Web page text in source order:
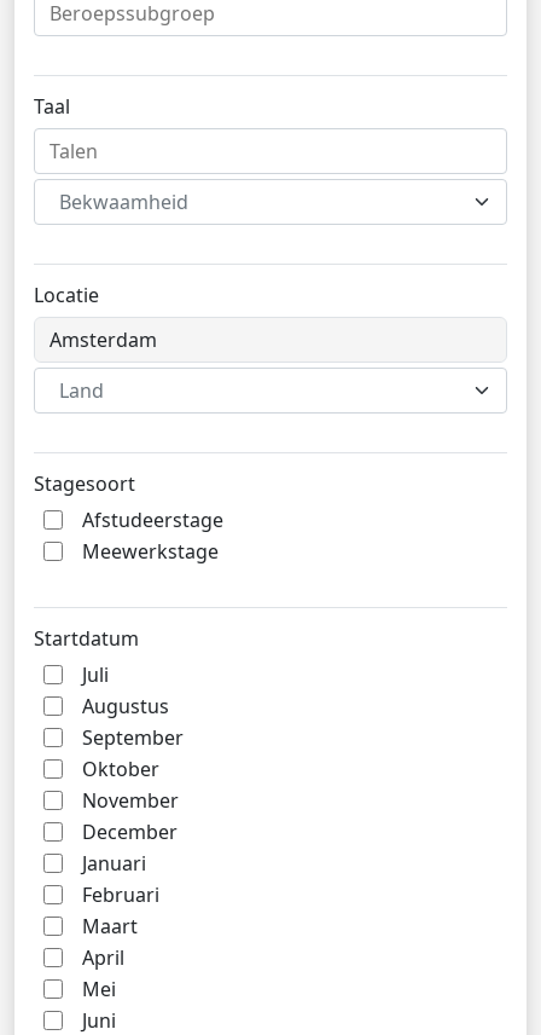
Taal
Bekwaamheid
Locatie
Land
Stagesoort
Afstudeerstage
Meewerkstage
Startdatum
Juli
Augustus
September
Oktober
November
December
Januari
Februari
Maart
April
Mei
Juni